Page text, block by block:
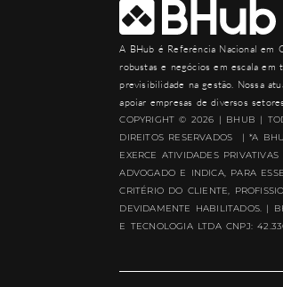
A BHub é Referência Nacional em
robustas e negócios em escala em
previsibilidade na gestão. Nossa
apoiar empresas de diversos
COPYRIGHT © 2026 | BHUB |
DIREITOS RESERVADOS | *A
EXERCE ATIVIDADES PRIVATIVAS
ADVOGADO E INDICA, PARA
CRITÉRIO DO CLIENTE,
DEVIDAMENTE HABILITADOS. |
E TECNOLOGIA LTDA CNPJ: